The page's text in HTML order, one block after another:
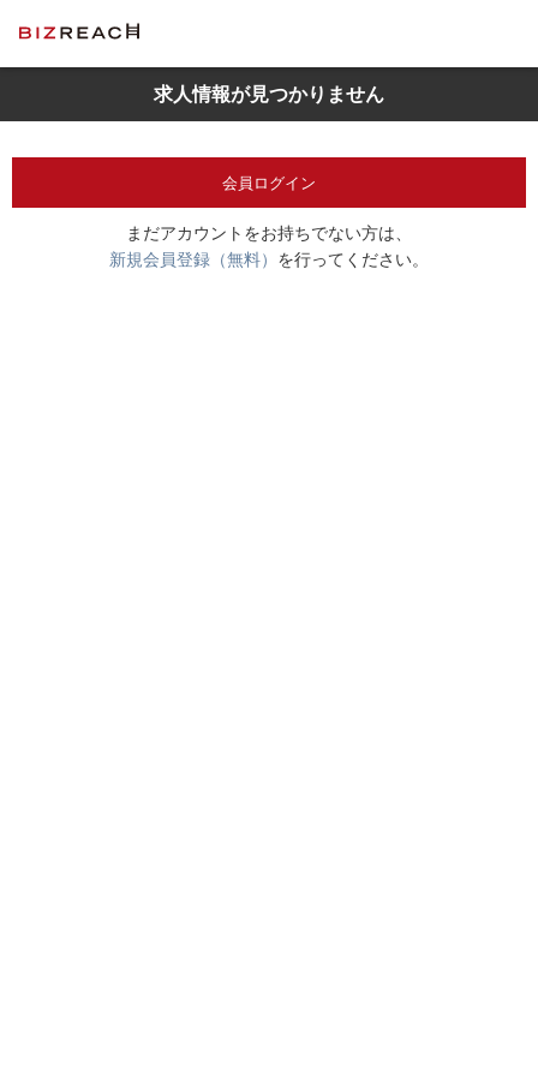
求人情報が見つかりません
会員ログイン
まだアカウントをお持ちでない方は、
新規会員登録（無料） を行ってください。